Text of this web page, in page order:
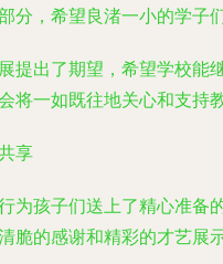
分，希望良渚一小的学子
提出了期望，希望学校能
将一如既往地关心和支持
享
为孩子们送上了精心准备
脆的感谢和精彩的才艺展